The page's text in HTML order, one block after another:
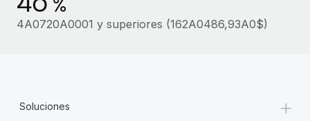
4A0720A0001 y superiores (162A0486,93A0$)
Soluciones +